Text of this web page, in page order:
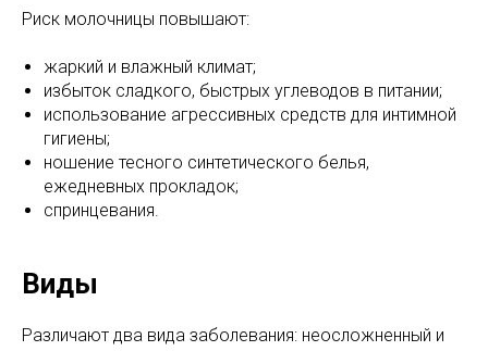
Риск молочницы повышают:
жаркий и влажный климат;
избыток сладкого, быстрых углеводов в питании;
использование агрессивных средств для интимной
гигиены;
ношение тесного синтетического белья,
ежедневных прокладок;
спринцевания.
Виды
Различают два вида заболевания: неосложненный и